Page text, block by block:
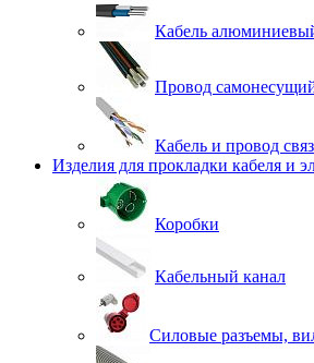
Кабель
Провод
Кабель и провод
Изделия для прокладки кабеля и
Коробки
Кабельный канал
Силовые разъемы,